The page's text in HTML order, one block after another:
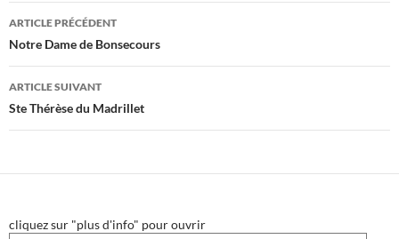
Navigation
des
articles
ARTICLE PRÉCÉDENT
Notre Dame de Bonsecours
ARTICLE SUIVANT
Ste Thérèse du Madrillet
cliquez sur "plus d'info" pour ouvrir